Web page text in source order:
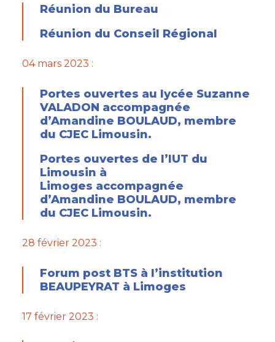
Réunion du Bureau
Réunion du Conseil Régional
04 mars 2023 :
Portes ouvertes au lycée Suzanne
VALADON accompagnée
d’Amandine BOULAUD, membre
du CJEC Limousin.
Portes ouvertes de l’IUT du
Limousin à
Limoges accompagnée
d’Amandine BOULAUD, membre
du CJEC Limousin.
28 février 2023 :
Forum post BTS à l’institution
BEAUPEYRAT à Limoges
17 février 2023 :